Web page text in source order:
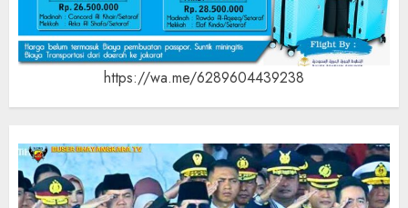
https://wa.me/6289604439238